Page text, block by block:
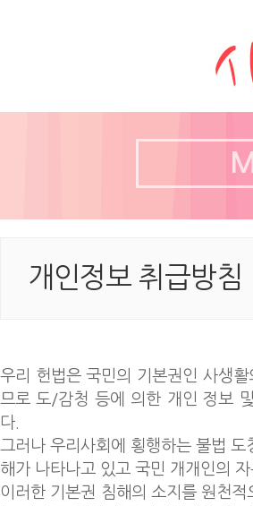
개인정보 취급방침
우리 헌법은 국민의 기본권인 사생
므로 도/감청 등에 의한 개인 정보
다.
그러나 우리사회에 횡행하는 불법
해가 나타나고 있고 국민 개개인의
이러한 기본권 침해의 소지를 원천